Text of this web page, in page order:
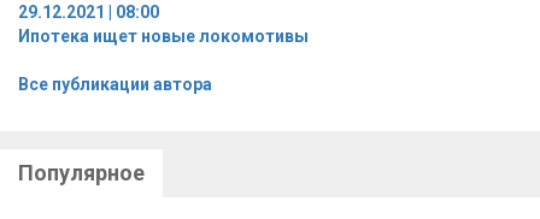
29.12.2021 | 08:00
Ипотека ищет новые локомотивы
Все публикации автора
Популярное